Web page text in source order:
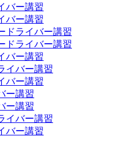
バー講習
バー講習
ドライバー講習
ドライバー講習
バー講習
イバー講習
バー講習
ー講習
ー講習
イバー講習
バー講習